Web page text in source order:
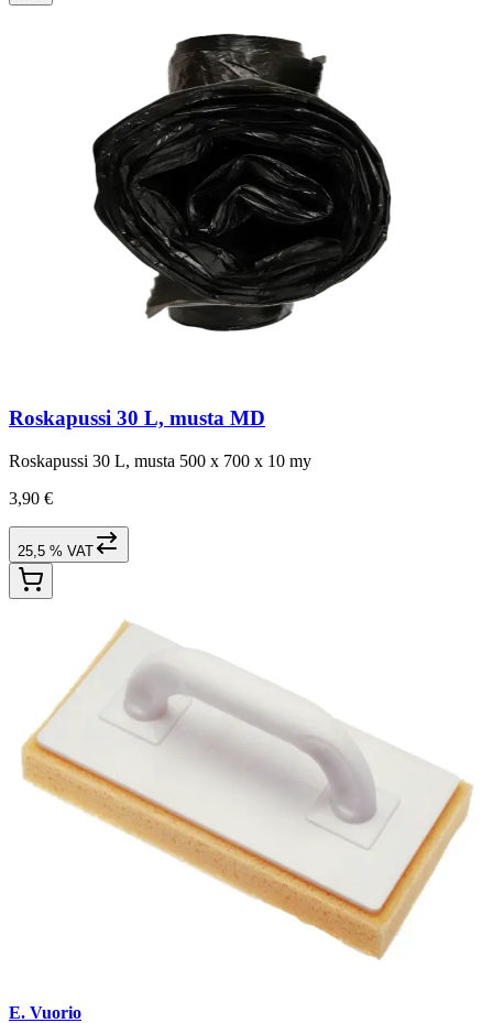
Roskapussi 30 L, musta MD
Roskapussi 30 L, musta 500 x 700 x 10 my
3,90 €
25,5 % VAT
E. Vuorio